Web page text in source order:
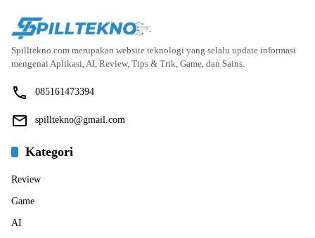
Spilltekno.com merupakan website teknologi yang selalu update informasi
mengenai Aplikasi, AI, Review, Tips & Trik, Game, dan Sains.
085161473394
spilltekno@gmail.com
Kategori
Review
Game
AI